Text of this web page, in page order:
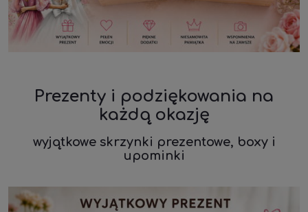
Prezenty i podziękowania na
każdą okazję
wyjątkowe skrzynki prezentowe, boxy i
upominki